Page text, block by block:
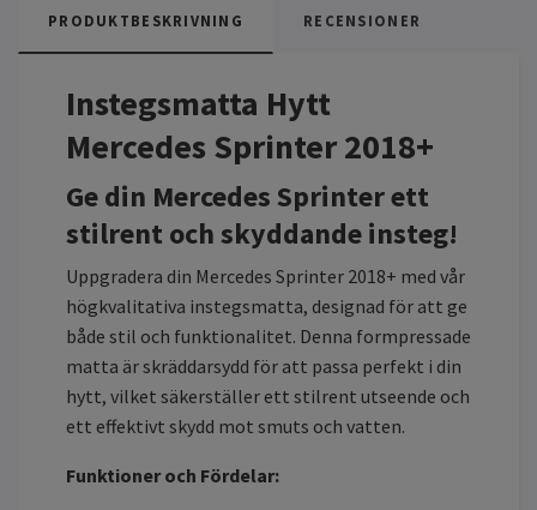
PRODUKTBESKRIVNING RECENSIONER
Instegsmatta Hytt
Mercedes Sprinter 2018+
Ge din Mercedes Sprinter ett
stilrent och skyddande insteg!
Uppgradera din Mercedes Sprinter 2018+ med vår
högkvalitativa instegsmatta, designad för att ge
både stil och funktionalitet. Denna formpressade
matta är skräddarsydd för att passa perfekt i din
hytt, vilket säkerställer ett stilrent utseende och
ett effektivt skydd mot smuts och vatten.
Funktioner och Fördelar: